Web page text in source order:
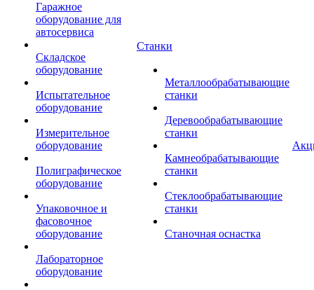
Гаражное
оборудование для
автосервиса
Складское
оборудование
Испытательное
оборудование
Измерительное
оборудование
Полиграфическое
оборудование
Упаковочное и
фасовочное
оборудование
Лабораторное
оборудование
Станки
Металлообрабатывающие
станки
Деревообрабатывающие
станки
Камнеобрабатывающие
станки
Стеклообрабатывающие
станки
Станочная оснастка